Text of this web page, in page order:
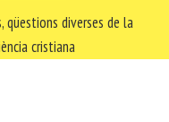
qüestions diverses de la
cristiana